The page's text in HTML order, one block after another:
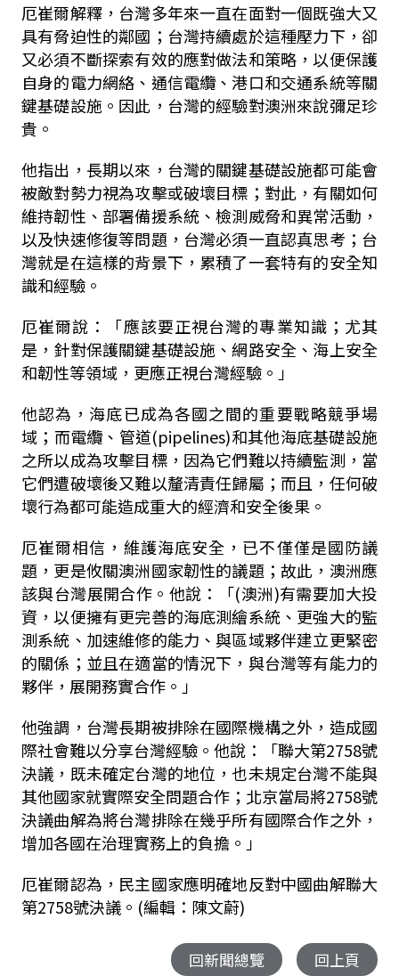
厄崔爾解釋，台灣多年來一直在面對一個既強大又
具有脅迫性的鄰國；台灣持續處於這種壓力下，卻
又必須不斷探索有效的應對做法和策略，以便保護
自身的電力網絡、通信電纜、港口和交通系統等關
鍵基礎設施。因此，台灣的經驗對澳洲來說彌足珍
貴。
他指出，長期以來，台灣的關鍵基礎設施都可能會
被敵對勢力視為攻擊或破壞目標；對此，有關如何
維持韌性、部署備援系統、檢測威脅和異常活動，
以及快速修復等問題，台灣必須一直認真思考；台
灣就是在這樣的背景下，累積了一套特有的安全知
識和經驗。
厄崔爾說：「應該要正視台灣的專業知識；尤其
是，針對保護關鍵基礎設施、網路安全、海上安全
和韌性等領域，更應正視台灣經驗。」
他認為，海底已成為各國之間的重要戰略競爭場
域；而電纜、管道(pipelines)和其他海底基礎設施
之所以成為攻擊目標，因為它們難以持續監測，當
它們遭破壞後又難以釐清責任歸屬；而且，任何破
壞行為都可能造成重大的經濟和安全後果。
厄崔爾相信，維護海底安全，已不僅僅是國防議
題，更是攸關澳洲國家韌性的議題；故此，澳洲應
該與台灣展開合作。他說：「(澳洲)有需要加大投
資，以便擁有更完善的海底測繪系統、更強大的監
測系統、加速維修的能力、與區域夥伴建立更緊密
的關係；並且在適當的情況下，與台灣等有能力的
夥伴，展開務實合作。」
他強調，台灣長期被排除在國際機構之外，造成國
際社會難以分享台灣經驗。他說：「聯大第2758號
決議，既未確定台灣的地位，也未規定台灣不能與
其他國家就實際安全問題合作；北京當局將2758號
決議曲解為將台灣排除在幾乎所有國際合作之外，
增加各國在治理實務上的負擔。」
厄崔爾認為，民主國家應明確地反對中國曲解聯大
第2758號決議。(編輯：陳文蔚)
回新聞總覽 回上頁